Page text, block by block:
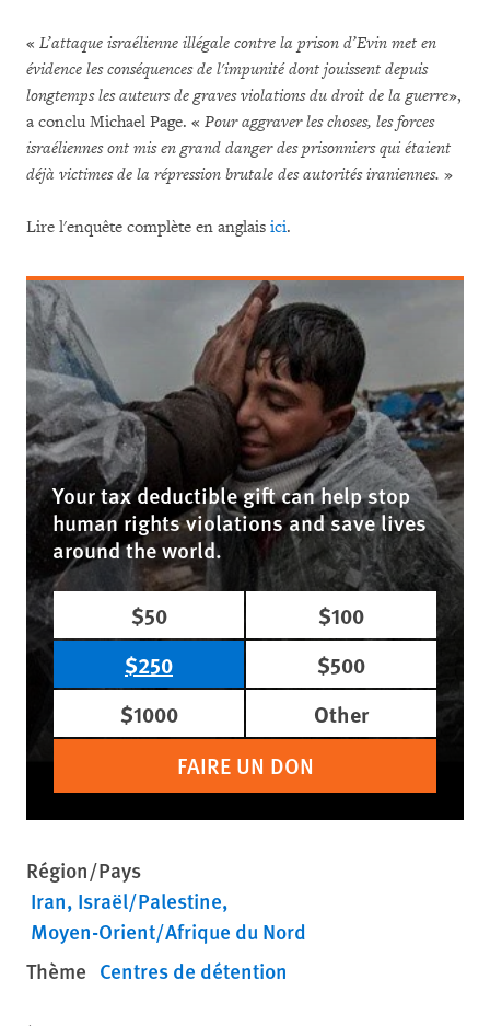
« L’attaque israélienne illégale contre la prison d’Evin met en
évidence les conséquences de l'impunité dont jouissent depuis
longtemps les auteurs de graves violations du droit de la guerre»,
a conclu Michael Page. « Pour aggraver les choses, les forces
israéliennes ont mis en grand danger des prisonniers qui étaient
déjà victimes de la répression brutale des autorités iraniennes. »
Lire l'enquête complète en anglais ici.
Your tax deductible gift can help stop
human rights violations and save lives
around the world.
$50
$100
$250
$500
$1000
Other
FAIRE UN DON
Région/Pays
Iran Israël/Palestine
Moyen-Orient/Afrique du Nord
Thème Centres de détention